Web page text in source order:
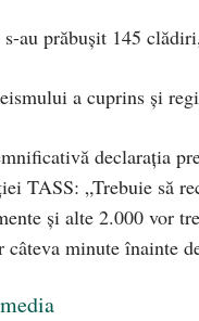
au prăbuşit 145
a cuprins şi
declaraţia
TASS: „Trebuie să
şi alte 2.000 vor
câteva minute înainte